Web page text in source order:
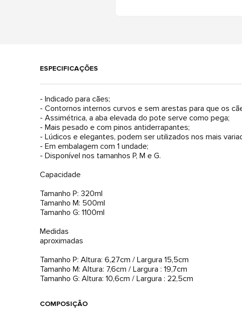
ESPECIFICAÇÕES
- Indicado para cães;
- Contornos internos curvos e sem arestas para que os
- Assimétrica, a aba elevada do pote serve como pega;
- Mais pesado e com pinos antiderrapantes;
- Lúdicos e elegantes, podem ser utilizados nos mais
- Em embalagem com 1 undade;
- Disponível nos tamanhos P, M e G.
Capacidade
Tamanho P: 320ml
Tamanho M: 500ml
Tamanho G: 1100ml
Medidas
aproximadas
Tamanho P: Altura: 6,27cm / Largura 15,5cm
Tamanho M: Altura: 7,6cm / Largura : 19,7cm
Tamanho G: Altura: 10,6cm / Largura : 22,5cm
COMPOSIÇÃO